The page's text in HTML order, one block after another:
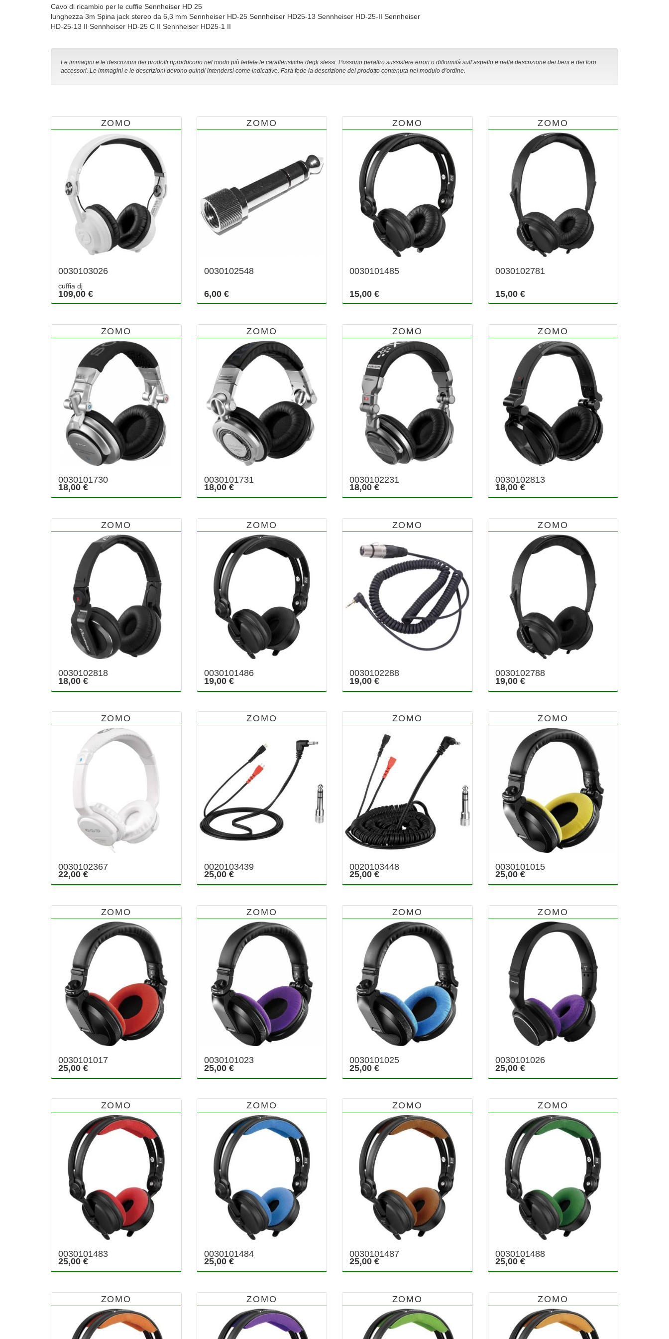
Cavo di ricambio per le cuffie Sennheiser HD 25
lunghezza 3m Spina jack stereo da 6,3 mm Sennheiser HD-25 Sennheiser HD25-13 Sennheiser HD-25-II Sennheiser
HD-25-13 II Sennheiser HD-25 C II Sennheiser HD25-1 II
Le immagini e le descrizioni dei prodotti riproducono nel modo più fedele le caratteristiche degli stessi. Possono peraltro sussistere errori o difformità sull’aspetto e nella descrizione dei beni e dei loro
accessori. Le immagini e le descrizioni devono quindi intendersi come indicative. Farà fede la descrizione del prodotto contenuta nel modulo d’ordine.
ZOMO
0030103026
cuffia dj
109,00 €
ZOMO
0030102548
6,00 €
ZOMO
0030101485
15,00 €
ZOMO
0030102781
15,00 €
ZOMO
0030101730
18,00 €
ZOMO
0030101731
18,00 €
ZOMO
0030102231
18,00 €
ZOMO
0030102813
18,00 €
ZOMO
0030102818
18,00 €
ZOMO
0030101486
19,00 €
ZOMO
0030102288
19,00 €
ZOMO
0030102788
19,00 €
ZOMO
0030102367
22,00 €
ZOMO
0020103439
25,00 €
ZOMO
0020103448
25,00 €
ZOMO
0030101015
25,00 €
ZOMO
0030101017
25,00 €
ZOMO
0030101023
25,00 €
ZOMO
0030101025
25,00 €
ZOMO
0030101026
25,00 €
ZOMO
0030101483
25,00 €
ZOMO
0030101484
25,00 €
ZOMO
0030101487
25,00 €
ZOMO
0030101488
25,00 €
ZOMO ZOMO ZOMO ZOMO